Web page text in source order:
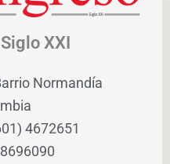
Siglo XXI
Normandía
4672651